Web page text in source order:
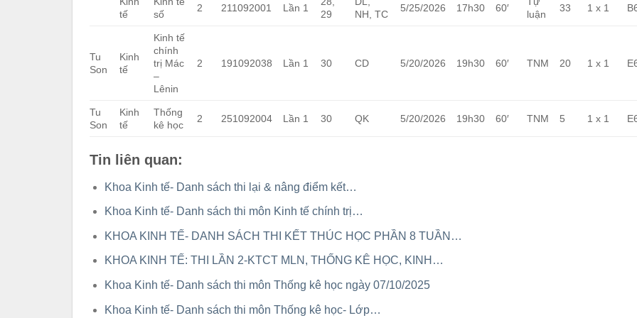
tế
số
2 211092001 Lần 1
29
NH, TC
5/25/2026 17h30 60′
luận
33 1 x 1
Tu
Son
Kinh
tế
Kinh tế
chính
trị Mác
–
Lênin
2 191092038 Lần 1 30 CD 5/20/2026 19h30 60′ TNM 20 1 x 1
Tu
Son
Kinh
tế
Thống
kê học
2 251092004 Lần 1 30 QK 5/20/2026 19h30 60′ TNM 5 1 x 1
Tin liên quan:
Khoa Kinh tế- Danh sách thi lại & nâng điểm kết…
Khoa Kinh tế- Danh sách thi môn Kinh tế chính trị…
KHOA KINH TẾ- DANH SÁCH THI KẾT THÚC HỌC PHẦN 8 TUẦN…
KHOA KINH TẾ: THI LẦN 2-KTCT MLN, THỐNG KÊ HỌC, KINH…
Khoa Kinh tế- Danh sách thi môn Thống kê học ngày 07/10/2025
Khoa Kinh tế- Danh sách thi môn Thống kê học- Lớp…